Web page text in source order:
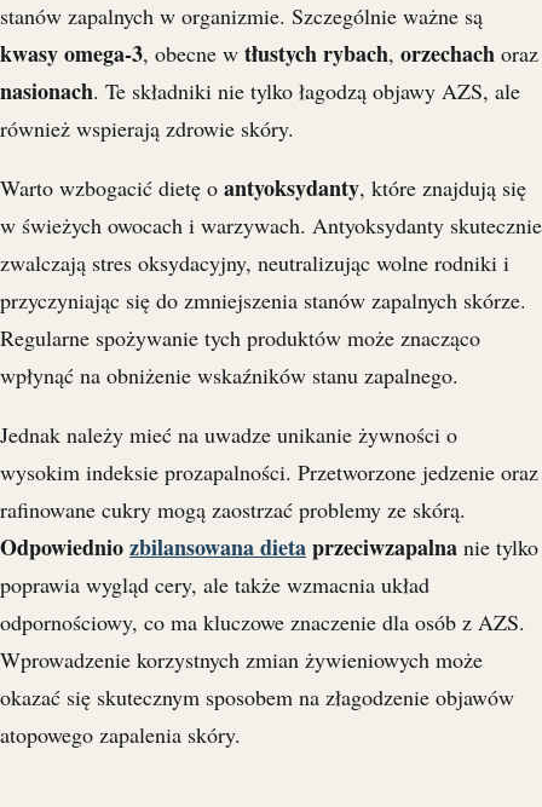
stanów zapalnych w organizmie. Szczególnie ważne są
kwasy omega-3, obecne w tłustych rybach, orzechach oraz
nasionach. Te składniki nie tylko łagodzą objawy AZS, ale
również wspierają zdrowie skóry.
Warto wzbogacić dietę o antyoksydanty, które znajdują się
w świeżych owocach i warzywach. Antyoksydanty skutecznie
zwalczają stres oksydacyjny, neutralizując wolne rodniki i
przyczyniając się do zmniejszenia stanów zapalnych skórze.
Regularne spożywanie tych produktów może znacząco
wpłynąć na obniżenie wskaźników stanu zapalnego.
Jednak należy mieć na uwadze unikanie żywności o
wysokim indeksie prozapalności. Przetworzone jedzenie oraz
rafinowane cukry mogą zaostrzać problemy ze skórą.
Odpowiedniozbilansowana dietaprzeciwzapalna nie tylko
poprawia wygląd cery, ale także wzmacnia układ
odpornościowy, co ma kluczowe znaczenie dla osób z AZS.
Wprowadzenie korzystnych zmian żywieniowych może
okazać się skutecznym sposobem na złagodzenie objawów
atopowego zapalenia skóry.